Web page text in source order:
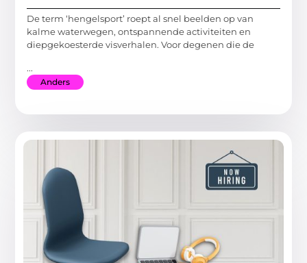
De term ‘hengelsport’ roept al snel beelden op van
kalme waterwegen, ontspannende activiteiten en
diepgekoesterde visverhalen. Voor degenen die de
...
Anders